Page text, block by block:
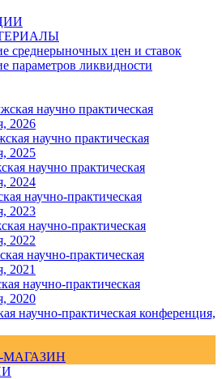
среднерыночных цен и ставок
параметров ликвидности
научно практическая
2026
научно практическая
2025
научно практическая
2024
научно-практическая
2023
научно-практическая
2022
научно-практическая
2021
научно-практическая
2020
научно-практическая конференция,
МАГАЗИН